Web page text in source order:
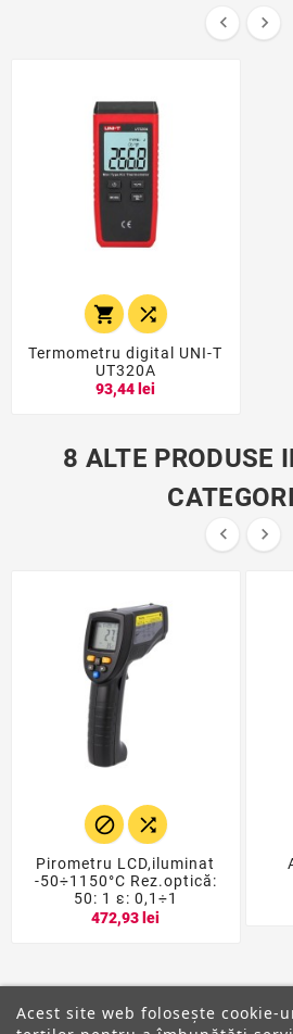
 
 
Termometru digital UNI-T
UT320A
93,44 lei
8 ALTE PRODUSE
 
 
Pirometru LCD,iluminat
-50÷1150°C Rez.optică:
50: 1 ε: 0,1÷1
472,93 lei
Acest site web folosește